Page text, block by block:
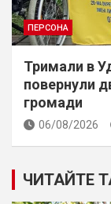
ПЕРСОНА
Тримали в
повернули
громади
06/08/2026
ЧИТАЙТЕ